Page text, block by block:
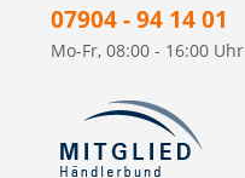
07904 - 94 14 01
Mo-Fr, 08:00 - 16:00 Uhr